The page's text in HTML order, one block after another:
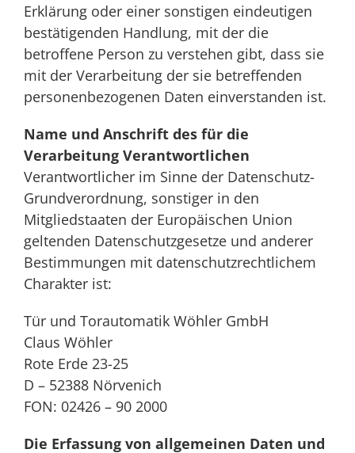
Erklärung oder einer sonstigen eindeutigen
bestätigenden Handlung, mit der die
betroffene Person zu verstehen gibt, dass sie
mit der Verarbeitung der sie betreffenden
personenbezogenen Daten einverstanden ist.
Name und Anschrift des für die
Verarbeitung Verantwortlichen
Verantwortlicher im Sinne der Datenschutz-
Grundverordnung, sonstiger in den
Mitgliedstaaten der Europäischen Union
geltenden Datenschutzgesetze und anderer
Bestimmungen mit datenschutzrechtlichem
Charakter ist:
Tür und Torautomatik Wöhler GmbH
Claus Wöhler
Rote Erde 23-25
D – 52388 Nörvenich
FON: 02426 – 90 2000
Die Erfassung von allgemeinen Daten und